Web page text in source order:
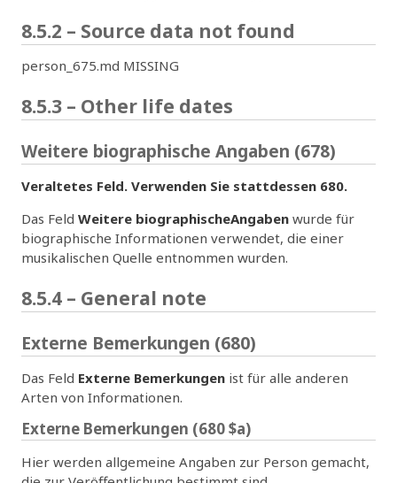
8.5.2 – Source data not found
person_675.md MISSING
8.5.3 – Other life dates
Weitere biographische Angaben (678)
Veraltetes Feld. Verwenden Sie stattdessen 680.
Das Feld Weitere biographischeAngaben wurde für
biographische Informationen verwendet, die einer
musikalischen Quelle entnommen wurden.
8.5.4 – General note
Externe Bemerkungen (680)
Das Feld Externe Bemerkungen ist für alle anderen
Arten von Informationen.
Externe Bemerkungen (680 $a)
Hier werden allgemeine Angaben zur Person gemacht,